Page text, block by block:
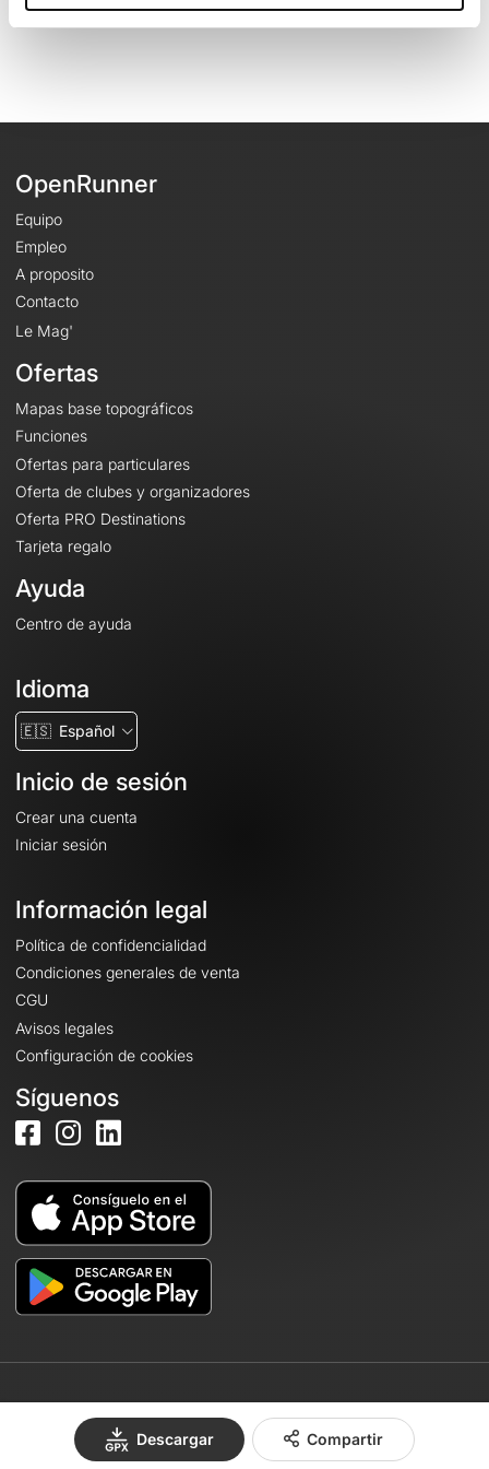
Descargar Compartir
Identificador del recorrido: 16926153
OpenRunner
Equipo
Empleo
A proposito
Contacto
Le Mag'
Ofertas
Mapas base topográficos
Funciones
Ofertas para particulares
Oferta de clubes y organizadores
Oferta PRO Destinations
Tarjeta regalo
Ayuda
Centro de ayuda
Idioma
🇪🇸 Español
Inicio de sesión
Crear una cuenta
Iniciar sesión
Información legal
Política de confidencialidad
Condiciones generales de venta
CGU
Avisos legales
Configuración de cookies
Síguenos